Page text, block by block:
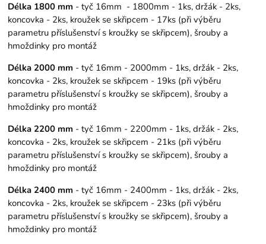
Délka 1800 mm - tyč 16mm - 1800mm - 1ks, držák - 2ks,
koncovka - 2ks, kroužek se skřipcem - 17ks (při výběru
parametru příslušenství s kroužky se skřipcem), šrouby a
hmoždinky pro montáž
Délka 2000 mm - tyč 16mm - 2000mm - 1ks, držák - 2ks,
koncovka - 2ks, kroužek se skřipcem - 19ks (při výběru
parametru příslušenství s kroužky se skřipcem), šrouby a
hmoždinky pro montáž
Délka 2200 mm - tyč 16mm - 2200mm - 1ks, držák - 2ks,
koncovka - 2ks, kroužek se skřipcem - 21ks (při výběru
parametru příslušenství s kroužky se skřipcem), šrouby a
hmoždinky pro montáž
Délka 2400 mm - tyč 16mm - 2400mm - 1ks, držák - 2ks,
koncovka - 2ks, kroužek se skřipcem - 23ks (při výběru
parametru příslušenství s kroužky se skřipcem), šrouby a
hmoždinky pro montáž